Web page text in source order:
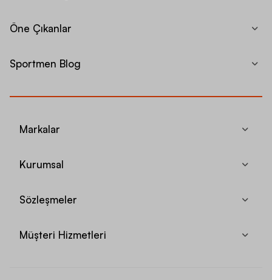
Öne Çıkanlar
Sportmen Blog
Markalar
Kurumsal
Sözleşmeler
Müşteri Hizmetleri